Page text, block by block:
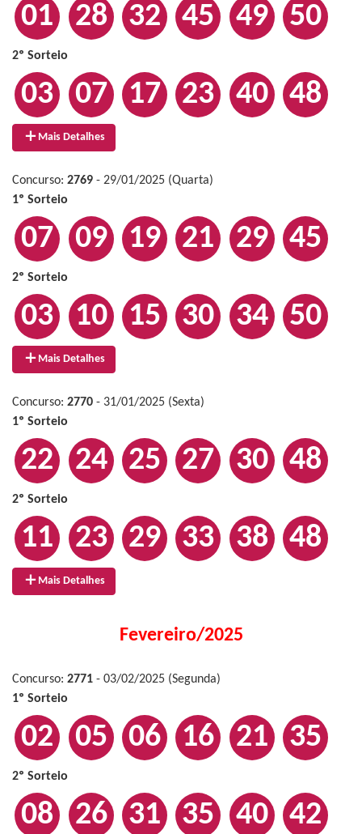
01 28 32 45 49 50
2º Sorteio
03 07 17 23 40 48
Mais Detalhes
Concurso: 2769 - 29/01/2025 (Quarta)
1º Sorteio
07 09 19 21 29 45
2º Sorteio
03 10 15 30 34 50
Mais Detalhes
Concurso: 2770 - 31/01/2025 (Sexta)
1º Sorteio
22 24 25 27 30 48
2º Sorteio
11 23 29 33 38 48
Mais Detalhes
Fevereiro/2025
Concurso: 2771 - 03/02/2025 (Segunda)
1º Sorteio
02 05 06 16 21 35
2º Sorteio
08 26 31 35 40 42